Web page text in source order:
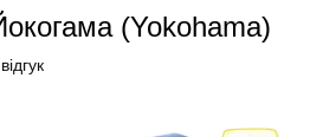
(Yokohama)